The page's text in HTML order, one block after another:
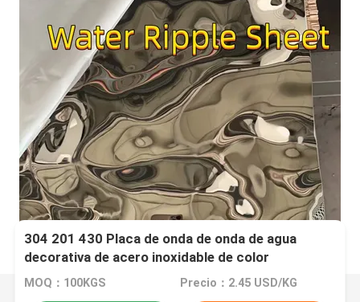
304 201 430 Placa de onda de onda de agua
decorativa de acero inoxidable de color
corrugada para diseño de interiores
MOQ：100KGS Precio：2.45 USD/KG